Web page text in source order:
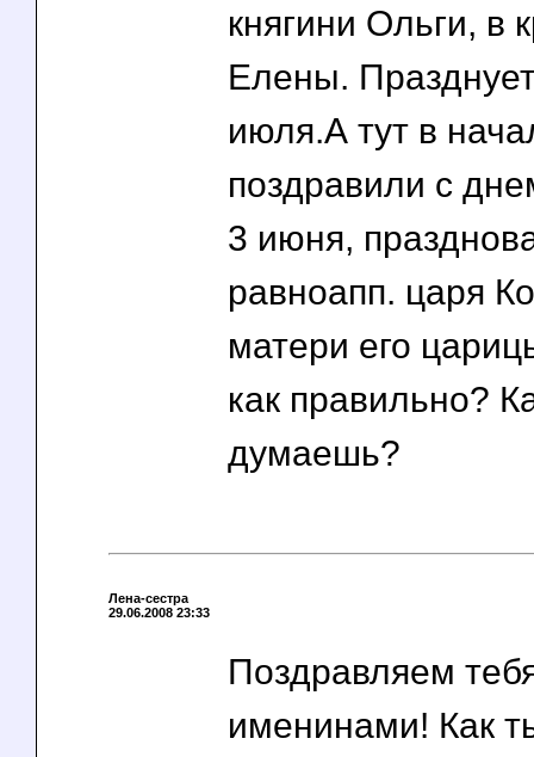
княгини Ольги, в
Елены.
июля.А тут в
поздравили с
3 июня,
равноапп. царя
матери его
как правильно?
думаешь?
Лена-сестра
29.06.2008 23:33
Поздравляем
именинами! Как